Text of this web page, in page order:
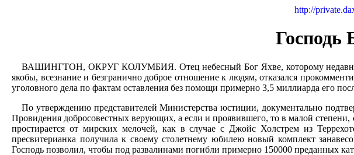
http://
Господь
ВАШИНГТОН, ОКРУГ КОЛУМБИЯ. Отец небесный Бог Яхве, которому недавно
якобы, всезнание и безгранично доброе отношение к людям, отказался
уголовного дела по фактам оставления без помощи примерно 3,5 миллиарда его
По утверждению представителей Министерства юстиции, документально
Провидения добросовестных верующих, а если и проявившего, то в малой
простирается от мирских мелочей, как в случае с Джойс Холстрем из
пресвитерианка получила к своему столетнему юбилею новый комплект
Господь позволил, чтобы под развалинами погибли примерно 150000 преданных